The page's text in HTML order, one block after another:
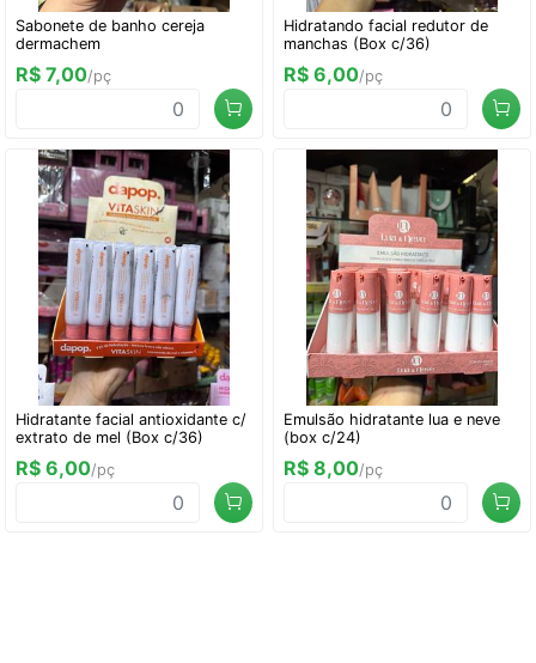
Sabonete de banho cereja
dermachem
R$ 7,00/pç
Hidratando facial redutor de
manchas (Box c/36)
R$ 6,00/pç
Hidratante facial antioxidante c/
extrato de mel (Box c/36)
R$ 6,00/pç
Emulsão hidratante lua e neve
(box c/24)
R$ 8,00/pç